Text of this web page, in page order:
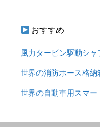
おすすめ
風力タービン駆動シ
世界の消防ホース格
世界の自動車用スマ